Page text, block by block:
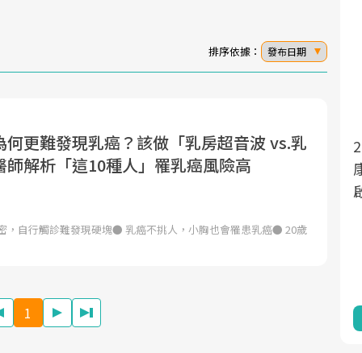
排序依據： 發布日期
何更難發現乳癌？該做「乳房超音波 vs.乳
師解析「這10種人」罹乳癌風險高
，自行觸診難發現硬塊● 乳癌不挑人，小胸也會罹患乳癌● 20歲
1
面對超高齡社會的浪潮，台灣正在快速邁
向「健康照護」的新時代。隨著國家政策
心議題。然而，健檢不只是醫療院所的服
2025年，就到良醫生活祭體驗「一站式健
康新生活」，從講座、體驗到運動，全面